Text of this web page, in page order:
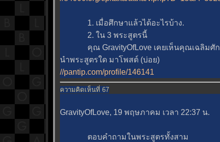
1. เมื่อศึกษาแล้วได้อะไรบ้าง.
2. ใน 3 พระสูตรนี้
คุณ GravityOfLove เคยเห็นคุณเฉลิมศัก
นำพระสูตรใด มาโพสต์ (บ่อย)
//pantip.com/profile/146141
ความคิดเห็นที่ 67
GravityOfLove, 19 พฤษภาคม เวลา 22:37 น.
ตอบคำถามในพระสูตรทั้งสาม